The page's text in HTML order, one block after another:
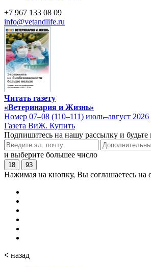
+7 967 133 08 09
info@vetandlife.ru
Читать газету
«Ветеринария и Жизнь»
Номер 07–08 (110–111) июль–август 2026
Газета ВиЖ. Купить
Подпишитесь на нашу рассылку и будьте
и выберите большее число
18 93
Нажимая на кнопку, Вы соглашаетесь на
< назад